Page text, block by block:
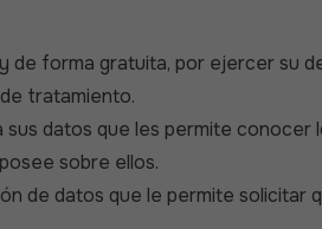
de forma gratuita, por ejercer su
tratamiento.
datos que les permite conocer
sobre ellos.
de datos que le permite solicitar